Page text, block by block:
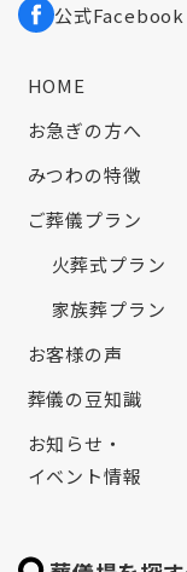
公式Facebook
HOME
お急ぎの方へ
みつわの特徴
ご葬儀プラン
火葬式プラン
家族葬プラン
お客様の声
葬儀の豆知識
お知らせ・
イベント情報